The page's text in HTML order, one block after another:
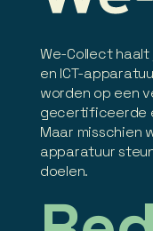
We-Collect
en ICT-
worden op een
gecertificeerde
Maar misschien
apparatuur
doelen.